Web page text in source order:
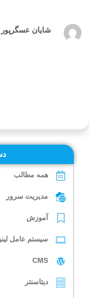
همه مطالب
مدیریت سرور
آموزش
سیستم عامل
CMS
دیتاسنتر
شایان عسگرپور